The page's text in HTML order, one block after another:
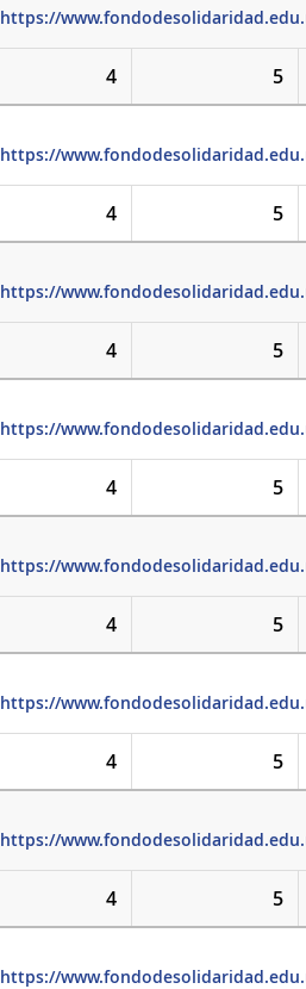
https://
4 5
https://
4 5
https://
4 5
https://
4 5
https://
4 5
https://
4 5
https://
4 5
https://